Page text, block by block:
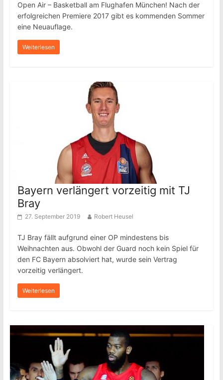
Open Air – Basketball am Flughafen München! Nach der
erfolgreichen Premiere 2017 gibt es kommenden Sommer
eine Neuauflage.
Weiterlesen
Bayern verlängert vorzeitig mit TJ
Bray
27. September 2019 Robert Heusel
TJ Bray fällt aufgrund einer OP mindestens bis
Weihnachten aus. Obwohl der Guard noch kein Spiel für
den FC Bayern absolviert hat, wurde sein Vertrag
vorzeitig verlängert.
Weiterlesen